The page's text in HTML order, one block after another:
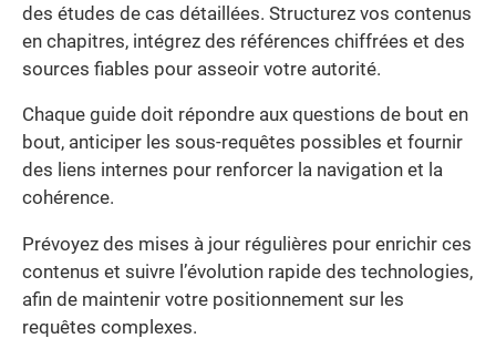
des études de cas détaillées. Structurez vos contenus
en chapitres, intégrez des références chiffrées et des
sources fiables pour asseoir votre autorité.
Chaque guide doit répondre aux questions de bout en
bout, anticiper les sous-requêtes possibles et fournir
des liens internes pour renforcer la navigation et la
cohérence.
Prévoyez des mises à jour régulières pour enrichir ces
contenus et suivre l’évolution rapide des technologies,
afin de maintenir votre positionnement sur les
requêtes complexes.